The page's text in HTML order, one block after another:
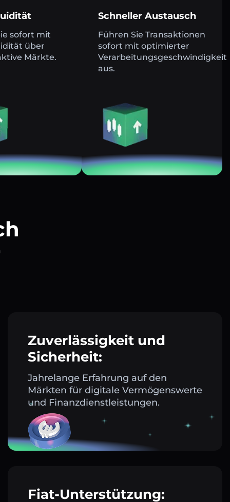
sofort mit
über
Märkte.
Schneller Austausch
Führen Sie Transaktionen
sofort mit optimierter
Verarbeitungsgeschwindigkeit
aus.
Zuverlässigkeit und
Sicherheit:
Jahrelange Erfahrung auf den
Märkten für digitale Vermögenswerte
und Finanzdienstleistungen.
Fiat-Unterstützung: